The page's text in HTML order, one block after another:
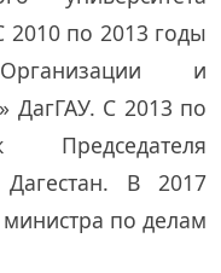
по 2013 годы
и
ДагГАУ. С 2013 по
Дагестан. В 2017
по делам